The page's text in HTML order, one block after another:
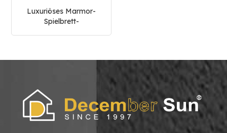
Luxuriöses Marmor-
Spielbrett-